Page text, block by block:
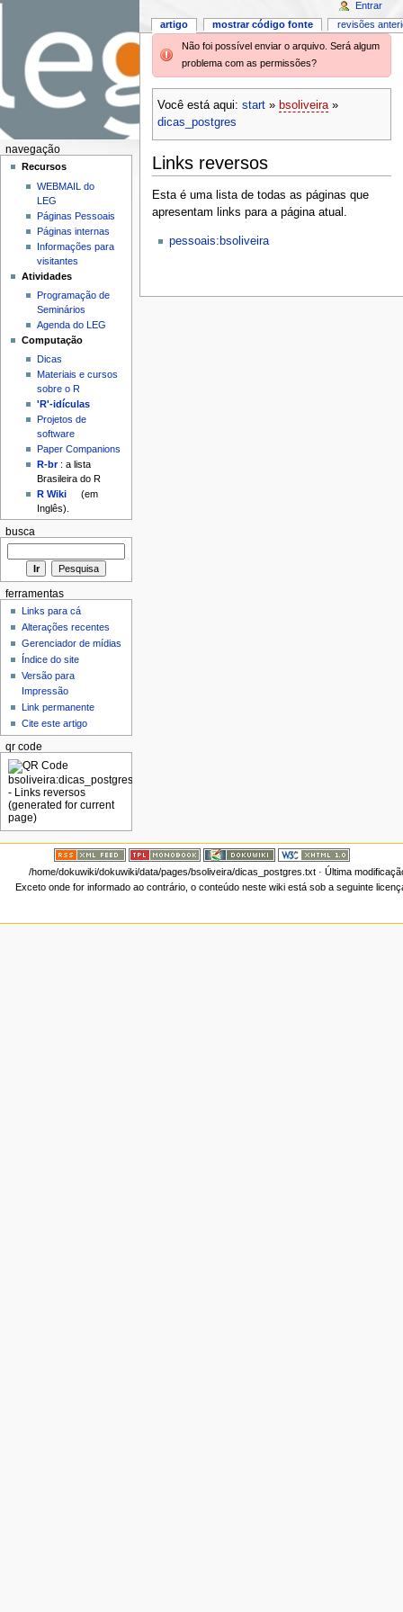
Não foi possível enviar o arquivo. Será algum
problema com as permissões?
Você está aqui: start» bsoliveira»
dicas_postgres
Links reversos
Esta é uma lista de todas as páginas que
apresentam links para a página atual.
pessoais:bsoliveira
artigo mostrar código fonte revisões
Entrar
navegação
Recursos
WEBMAIL do
LEG
Páginas Pessoais
Páginas internas
Informações para
visitantes
Atividades
Programação de
Seminários
Agenda do LEG
Computação
Dicas
Materiais e cursos
sobre o R
'R'-idículas
Projetos de
software
Paper Companions
R-br: a lista
Brasileira do R
R Wiki
(em
Inglês).
busca
ferramentas
Links para cá
Alterações recentes
Gerenciador de mídias
Índice do site
Versão para
Impressão
Link permanente
Cite este artigo
qr code
/home/dokuwiki/dokuwiki/data/pages/bsoliveira/dicas_postgres.txt· Última
Exceto onde for informado ao contrário, o conteúdo neste wiki está sob a seguinte